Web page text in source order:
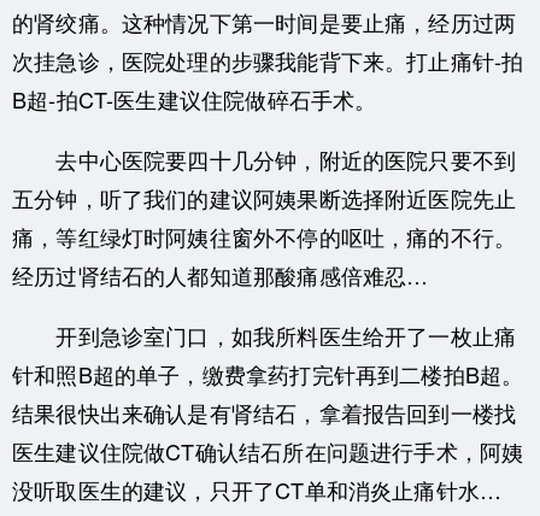
的肾绞痛。这种情况下第一时间是要止痛，经历过两
次挂急诊，医院处理的步骤我能背下来。打止痛针-拍
B超-拍CT-医生建议住院做碎石手术。
去中心医院要四十几分钟，附近的医院只要不到
五分钟，听了我们的建议阿姨果断选择附近医院先止
痛，等红绿灯时阿姨往窗外不停的呕吐，痛的不行。
经历过肾结石的人都知道那酸痛感倍难忍…
开到急诊室门口，如我所料医生给开了一枚止痛
针和照B超的单子，缴费拿药打完针再到二楼拍B超。
结果很快出来确认是有肾结石，拿着报告回到一楼找
医生建议住院做CT确认结石所在问题进行手术，阿姨
没听取医生的建议，只开了CT单和消炎止痛针水…